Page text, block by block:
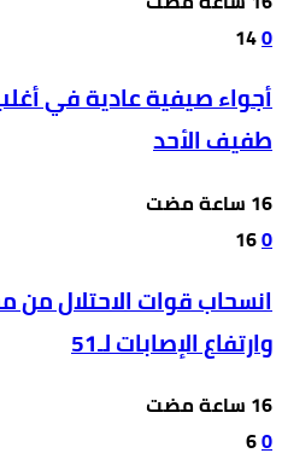
0
14
أجواء صيفية عادية في
طفيف الأحد
0
16
انسحاب قوات الاحتلال من
وارتفاع الإصابات لـ51
0
6